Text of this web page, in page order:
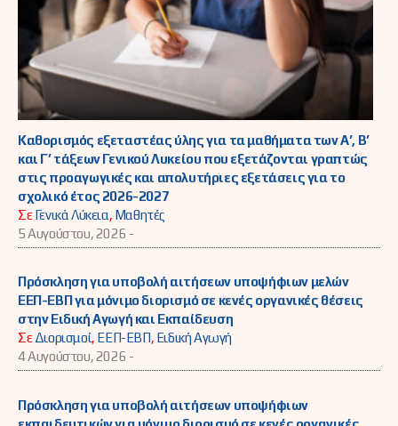
Καθορισμός εξεταστέας ύλης για τα μαθήματα των Α’, Β’
και Γ’ τάξεων Γενικού Λυκείου που εξετάζονται γραπτώς
στις προαγωγικές και απολυτήριες εξετάσεις για το
σχολικό έτος 2026-2027
ΣεΓενικά Λύκεια, Μαθητές
5 Αυγούστου, 2026 -
Πρόσκληση για υποβολή αιτήσεων υποψήφιων μελών
ΕΕΠ-ΕΒΠ για μόνιμο διορισμό σε κενές οργανικές θέσεις
στην Ειδική Αγωγή και Εκπαίδευση
ΣεΔιορισμοί, ΕΕΠ-ΕΒΠ, Ειδική Αγωγή
4 Αυγούστου, 2026 -
Πρόσκληση για υποβολή αιτήσεων υποψήφιων